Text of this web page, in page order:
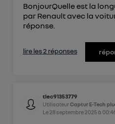
BonjourQuelle est la
par Renault avec la
réponse.
lire les 2 réponses
tlec91353779
UtilisateurCaptur E-Tech
Le 28 septembre 2025à